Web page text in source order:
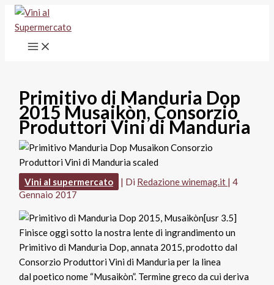
Vai
contenuto
Primitivo di Manduria Dop
2015 Musaikòn, Consorzio
Produttori Vini di Manduria
Vini al supermercato | Di Redazione winemag.it |4
Gennaio 2017
[usr 3.5]
Finisce oggi sotto la nostra lente di ingrandimento un
Primitivo di Manduria Dop, annata 2015, prodotto dal
Consorzio Produttori Vini di Manduria per la linea
dal poetico nome “Musaikòn”. Termine greco da cui deriva